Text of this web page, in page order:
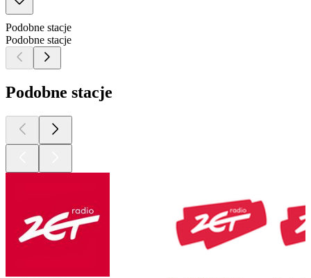
Podobne stacje
Podobne stacje
Podobne stacje